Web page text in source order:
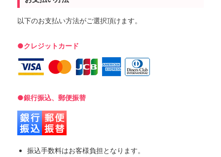
以下のお支払い方法がご選択頂けます。
●クレジットカード
●銀行振込、郵便振替
振込手数料はお客様負担となります。